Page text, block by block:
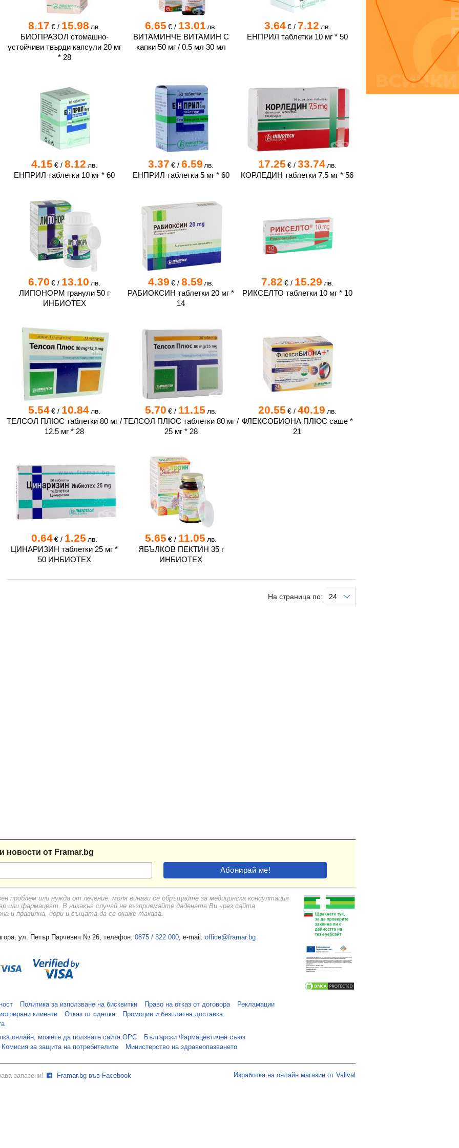
8.17 € / 15.98 лв.
БИОПРАЗОЛ стомашно-
устойчиви твърди капсули 20 мг
* 28
6.65 €/ 13.01 лв.
ВИТАМИНЧЕ ВИТАМИН С
капки 50 мг / 0.5 мл 30 мл
3.64€/ 7.12 лв.
ЕНПРИЛ таблетки 10 мг * 50
4.15 € /8.12 лв.
ЕНПРИЛ таблетки 10 мг * 60
3.37 €/ 6.59 лв.
ЕНПРИЛ таблетки 5 мг * 60
17.25 €/ 33.74 лв.
КОРЛЕДИН таблетки 7.5 мг * 56
6.70 € / 13.10 лв.
ЛИПОНОРМ гранули 50 г
ИНБИОТЕХ
4.39 €/ 8.59 лв.
РАБИОКСИН таблетки 20 мг *
14
7.82 €/ 15.29 лв.
РИКСЕЛТО таблетки 10 мг * 10
5.54 € / 10.84 лв.
ТЕЛСОЛ ПЛЮС таблетки 80 мг /
12.5 мг * 28
5.70 € / 11.15 лв.
ТЕЛСОЛ ПЛЮС таблетки 80 мг /
25 мг * 28
20.55 €/ 40.19 лв.
ФЛЕКСОБИОНА ПЛЮС саше *
21
0.64 € / 1.25 лв.
ЦИНАРИЗИН таблетки 25 мг *
50 ИНБИОТЕХ
5.65 € / 11.05 лв.
ЯБЪЛКОВ ПЕКТИН 35 г
ИНБИОТЕХ
На страница по:
новости от Framar.bg
проблем или нужда от лечение, моля винаги се обръщайте за медицинска консултация
или фармацевт. В никакъв случай не възприемайте дадената Ви чрез сайта
и правилна, дори и същата да се окаже такава.
ул. Петър Парчевич № 26, телефон: 0875 / 322 000, e-mail: office@framar.bg
Политика за използване на бисквитки Право на отказ от договора
Рекламации
клиенти Отказ от сделка
Промоции и безплатна доставка
онлайн, можете да ползвате сайта ОРС
Български Фармацевтичен съюз
Комисия за защита на потребителите Министерство на здравеопазването
запазени! Framar.bg във Facebook Изработка на онлайн магазин от Valival